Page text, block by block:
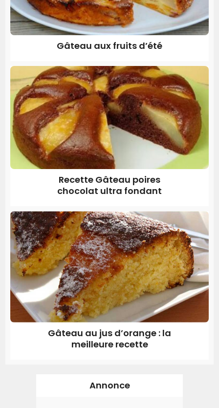
Gâteau aux fruits d’été
Recette Gâteau poires
chocolat ultra fondant
Gâteau au jus d’orange : la
meilleure recette
Annonce